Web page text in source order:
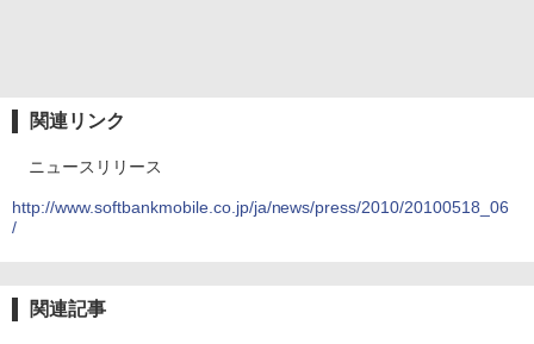
関連リンク
ニュースリリース
http://www.softbankmobile.co.jp/ja/news/press/2010/20100518_06
/
関連記事